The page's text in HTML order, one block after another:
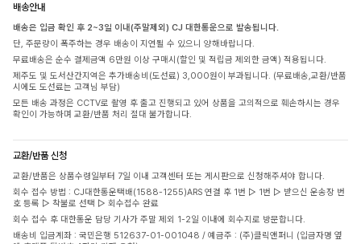
배송안내
배송은 입금 확인 후 2~3일 이내(주말제외) CJ 대한통운으로 발송됩니다.
단, 주문량이 폭주하는 경우 배송이 지연될 수 있으니 양해바랍니다.
무료배송은 순수 결제금액 6만원 이상 구매시(할인 및 적립금 제외한 금액) 적용됩니다.
제주도 및 도서산간지역은 추가배송비(도선료) 3,000원이 부과됩니다. (무료배송,교환/반품
시에도 도선료는 고객님 부담)
모든 배송 과정은 CCTV로 촬영 후 출고 진행되고 있어 상품을 고의적으로 훼손하시는 경우
확인이 가능하며 교환/반품 처리 절대 불가합니다.
교환/반품 신청
교환/반품은 상품수령일부터 7일 이내 고객센터 또는 게시판으로 신청해주셔야 합니다.
회수 접수 방법 : CJ대한통운택배(1588-1255)ARS 연결 후 1번 ▷ 1번 ▷ 받으신 운송장 번
호 등록 ▷ 착불로 선택 ▷ 회수접수 완료
회수 접수 후 대한통운 담당 기사가 주말 제외 1-2일 이내에 회수지로 방문합니다.
배송비 입금계좌 : 국민은행 512637-01-001048 / 예금주 : (주)클릭앤퍼니 (입금자명 옆